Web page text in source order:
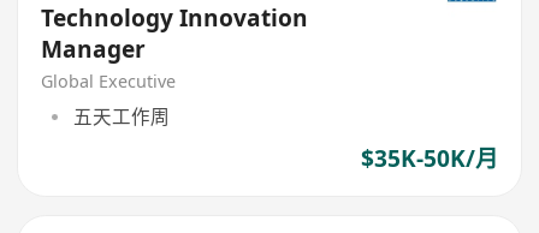
Technology Innovation
Manager
Global Executive
五天工作周
$35K-50K/月